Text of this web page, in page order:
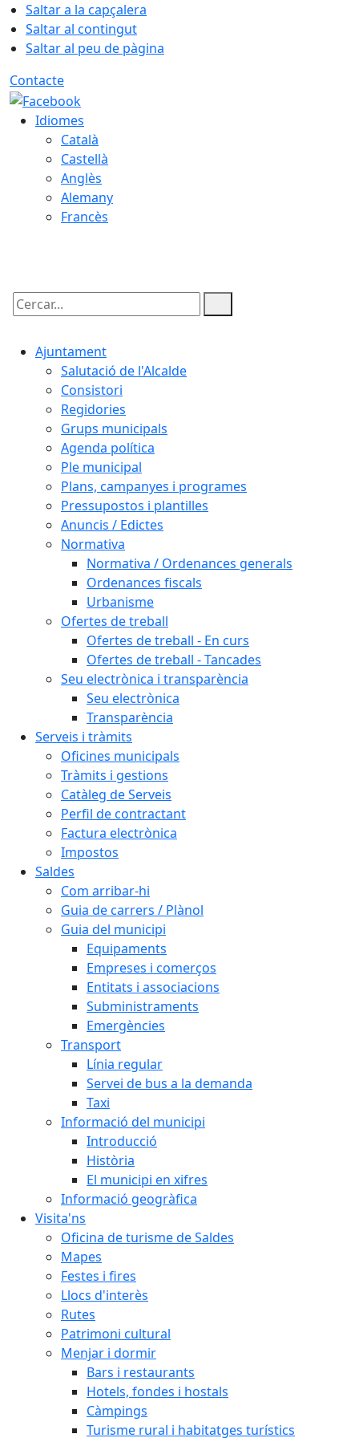
Saltar a la capçalera
Saltar al contingut
Saltar al peu de pàgina
Contacte
Idiomes
Català
Castellà
Anglès
Alemany
Francès
Cercar:
Ajuntament
Salutació de l'Alcalde
Consistori
Regidories
Grups municipals
Agenda política
Ple municipal
Plans, campanyes i programes
Pressupostos i plantilles
Anuncis / Edictes
Normativa
Normativa / Ordenances generals
Ordenances fiscals
Urbanisme
Ofertes de treball
Ofertes de treball - En curs
Ofertes de treball - Tancades
Seu electrònica i transparència
Seu electrònica
Transparència
Serveis i tràmits
Oficines municipals
Tràmits i gestions
Catàleg de Serveis
Perfil de contractant
Factura electrònica
Impostos
Saldes
Com arribar-hi
Guia de carrers / Plànol
Guia del municipi
Equipaments
Empreses i comerços
Entitats i associacions
Subministraments
Emergències
Transport
Línia regular
Servei de bus a la demanda
Taxi
Informació del municipi
Introducció
Història
El municipi en xifres
Informació geogràfica
Visita'ns
Oficina de turisme de Saldes
Mapes
Festes i fires
Llocs d'interès
Rutes
Patrimoni cultural
Menjar i dormir
Bars i restaurants
Hotels, fondes i hostals
Càmpings
Turisme rural i habitatges turístics